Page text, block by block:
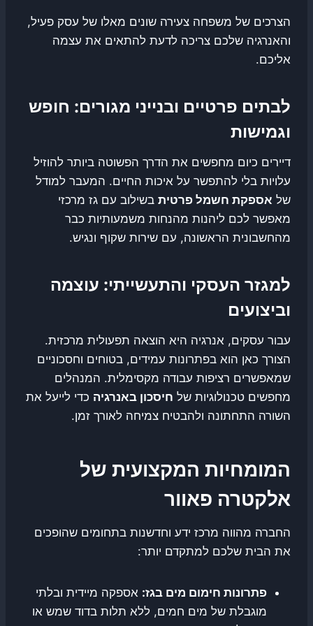
הצרכים של משפחה צעירה שונים מאלו של עסק פעיל,
והאנרגיה שלכם צריכה לדעת להתאים את עצמה
אליכם.
לבתים פרטיים ובנייני מגורים: חופש
וגמישות
דיירים כיום מחפשים את הדרך הפשוטה ביותר להוזיל
עלויות בלי להתפשר על איכות החיים. המעבר למודל
של אספקת חשמל פרטית בשילוב עם גז מרכזי
מאפשר לכם ליהנות מהנחות משמעותיות כבר
מהחשבונית הראשונה, עם שירות שקוף ונגיש.
למגזר העסקי והתעשייתי: עוצמה
וביצועים
עבור עסקים, אנרגיה היא הוצאה תפעולית מרכזית.
הצורך כאן הוא בפתרונות עמידים, בטוחים וחסכוניים
שמאפשרים רציפות עבודה מקסימלית. המנהלים
מחפשים טכנולוגיות של חיסכון באנרגיה כדי לייעל את
השורה התחתונה ולהבטיח צמיחה לאורך זמן.
המומחיות המקצועית של
אלקטרה פאוור
החברה מהווה מרכז ידע וחדשנות בתחומים שהופכים
את הבית שלכם למתקדם יותר:
פתרונות חימום מים בגז: אספקה מיידית ובלתי
מוגבלת של מים חמים, ללא תלות בדוד שמש או